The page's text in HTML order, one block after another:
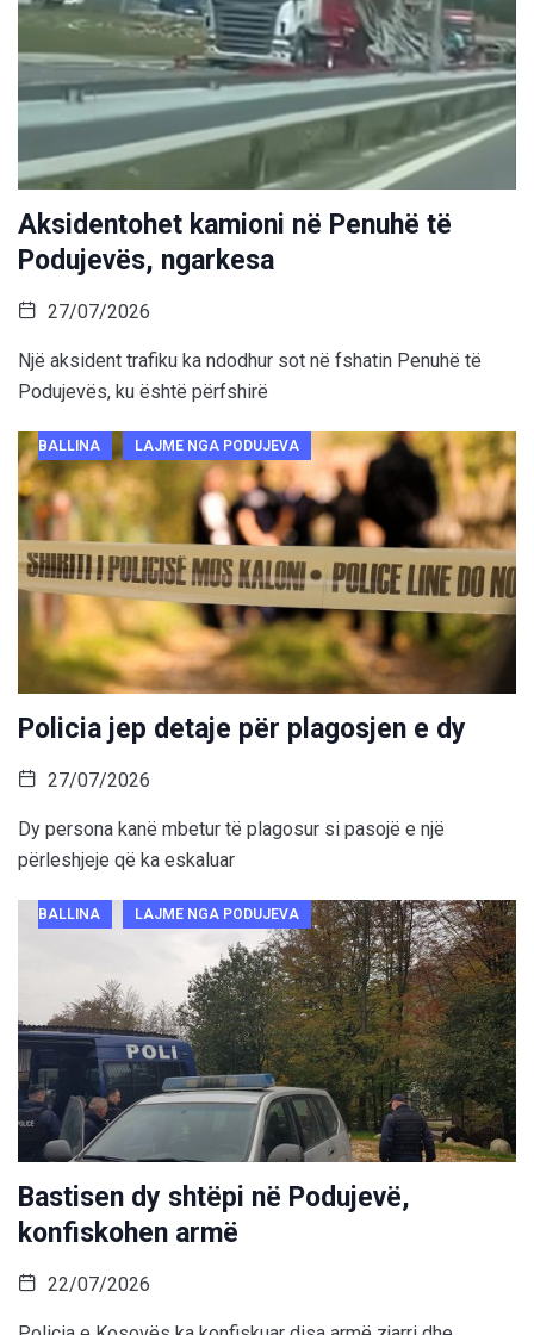
Aksidentohet kamioni në Penuhë të
Podujevës, ngarkesa
27/07/2026
Një aksident trafiku ka ndodhur sot në fshatin Penuhë të
Podujevës, ku është përfshirë
BALLINA LAJME NGA PODUJEVA
Policia jep detaje për plagosjen e dy
27/07/2026
Dy persona kanë mbetur të plagosur si pasojë e një
përleshjeje që ka eskaluar
BALLINA LAJME NGA PODUJEVA
Bastisen dy shtëpi në Podujevë,
konfiskohen armë
22/07/2026